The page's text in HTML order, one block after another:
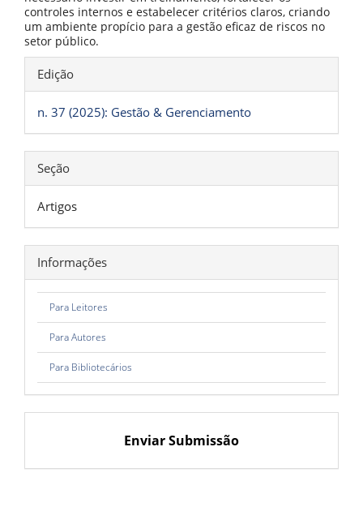
controles internos e estabelecer critérios claros, criando
um ambiente propício para a gestão eficaz de riscos no
setor público.
Detalhes
do
artigo
Edição
n. 37 (2025): Gestão & Gerenciamento
Seção
Artigos
Informações
Para Leitores
Para Autores
Para Bibliotecários
Enviar Submissão